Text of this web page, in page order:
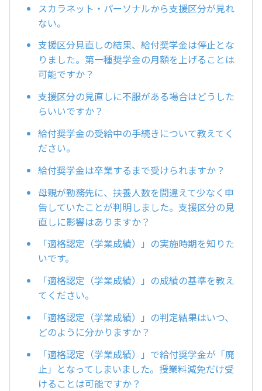
スカラネット・パーソナルから支援区分が見れ
ない。
支援区分見直しの結果、給付奨学金は停止とな
りました。第一種奨学金の月額を上げることは
可能ですか？
支援区分の見直しに不服がある場合はどうした
らいいですか？
給付奨学金の受給中の手続きについて教えてく
ださい。
給付奨学金は卒業するまで受けられますか？
母親が勤務先に、扶養人数を間違えて少なく申
告していたことが判明しました。支援区分の見
直しに影響はありますか？
「適格認定（学業成績）」の実施時期を知りた
いです。
「適格認定（学業成績）」の成績の基準を教え
てください。
「適格認定（学業成績）」の判定結果はいつ、
どのように分かりますか？
「適格認定（学業成績）」で給付奨学金が「廃
止」となってしまいました。授業料減免だけ受
けることは可能ですか？